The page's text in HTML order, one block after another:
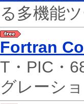
る多機能
Fortran
T・PIC・
グレーシ